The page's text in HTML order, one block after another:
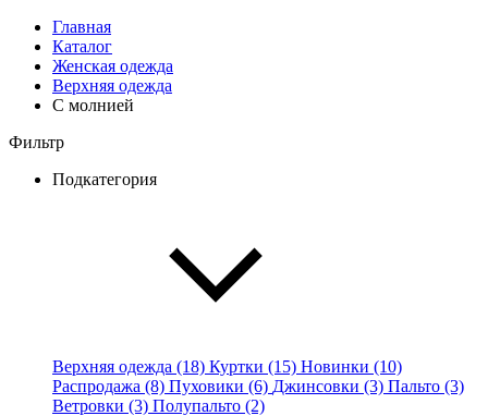
Главная
Каталог
Женская одежда
Верхняя одежда
С молнией
Фильтр
Подкатегория
Верхняя одежда (18) Куртки (15) Новинки (10)
Распродажа (8) Пуховики (6) Джинсовки (3) Пальто (3)
Ветровки (3) Полупальто (2)